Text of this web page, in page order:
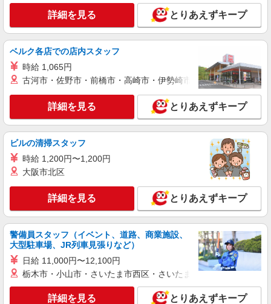
い！！
キープ 詳細を見る
日研トータルソーシング株式会社 メディカルケア事業部/仙台オフィ
ス
介護スタッフ／資格あり or 経験者
給1,280円〜 ◆初任者研修・未経験：時給1,280
円〜 ◆初任者研修・経験者：時給1,310円〜 ◆介
護福祉士：時給1,330円〜 ※経験者は3ヶ月以上 ※
給与幅は経験・能力による ★週払いOK（規定あ
り）
宮城県大崎市 【最寄駅】JR東北本線「田尻」
駅 ★勤務地は3000ヶ所以上★ 自宅から通いやす
いエリアなど、お好きな勤務地をお選び下さ
い！！
キープ 詳細を見る
日研トータルソーシング株式会社 メディカルケア事業部/仙台オフィ
介護スタッフ／資格あり or 経験者
時給1,280円〜1,330円 ◆無資格・経験者：時
給1,280円〜 ◆初任者研修・未経験：時給1,280
円〜 ◆初任者研修・経験者：時給1,310円〜 ◆介
護福祉士：時給1,330円〜 ※経験者は3ヶ月以上 ※
給与幅は経験・能力による ★週払いOK（規定あ
り）
宮城県大崎市 【最寄駅】JR陸羽東線「西古
川」駅 ★勤務地は3000ヶ所以上★ 自宅から通い
やすいエリアなど、お好きな勤務地をお選び下さ
い！！
キープ 詳細を見る
詳細を見る とりあえずキープ
ベルク各店での店内スタッフ
時給 1,065円
古河市・佐野市・前橋市・高崎市・伊勢崎市・太田市・館林市
詳細を見る とりあえずキープ
ビルの清掃スタッフ
時給 1,200円〜1,200円
大阪市北区
詳細を見る とりあえずキープ
警備員スタッフ（イベント、道路、商業施設、
大型駐車場、JR列車見張りなど）
日給 11,000円〜12,100円
栃木市・小山市・さいたま市西区・さいたま市岩槻区・久喜市・
詳細を見る とりあえずキープ